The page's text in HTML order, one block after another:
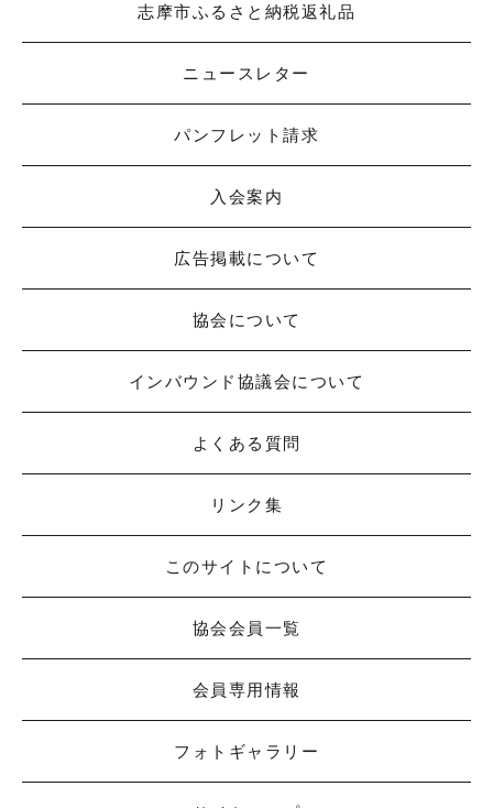
志摩市ふるさと納税返礼品
ニュースレター
パンフレット請求
入会案内
広告掲載について
協会について
インバウンド協議会について
よくある質問
リンク集
このサイトについて
協会会員一覧
会員専用情報
フォトギャラリー